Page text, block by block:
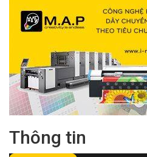
Thông tin